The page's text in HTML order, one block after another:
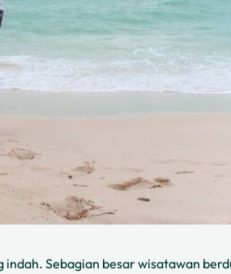
Sebagian besar wisatawan